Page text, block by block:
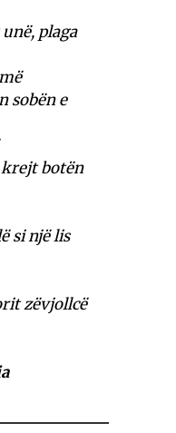
plaga
sobën e
krejt botën
si një lis
zëvjollcë